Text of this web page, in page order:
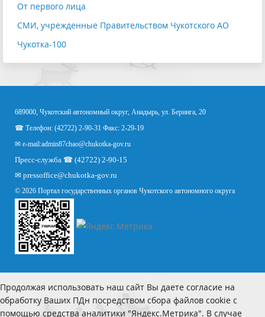
От первого лица
СМИ, учрежденные Правительством Чукотского АО
Чукотка-100
689000, Чукотский автономный округ, Анадырь, ул. Беринга, 20
☎ Телефон: (42722) 2-90-31 Факс: 2-29-19
✉ e-mail:admin87chao@chukotka-gov.ru
Пресс-служба ☎ (42722) 2-90-15
✉ pressoffice@chukotka-gov.ru
© 2026 Портал государственных органов Чукотского автономного округа
Продолжая использовать наш сайт Вы даете согласие на
обработку Ваших ПДн посредством сбора файлов cookie с
помощью средства аналитики "Яндекс.Метрика". В случае